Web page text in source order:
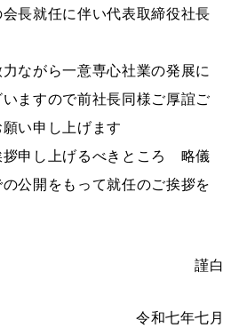
長就任に伴い代表取締役社長
ながら一意専心社業の発展に
ますので前社長同様ご厚誼ご
い申し上げます
申し上げるべきところ 略儀
公開をもって就任のご挨拶を
謹白
令和七年七月